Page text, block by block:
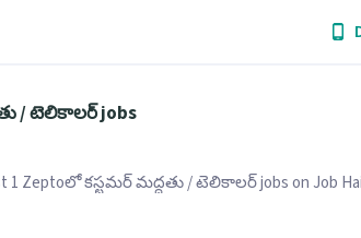
/ టెలికాలర్ jobs
1 Zeptoలో కస్టమర్ మద్దతు / టెలికాలర్ jobs on Job
hiring in your area.